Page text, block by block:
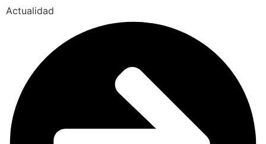
Actualidad